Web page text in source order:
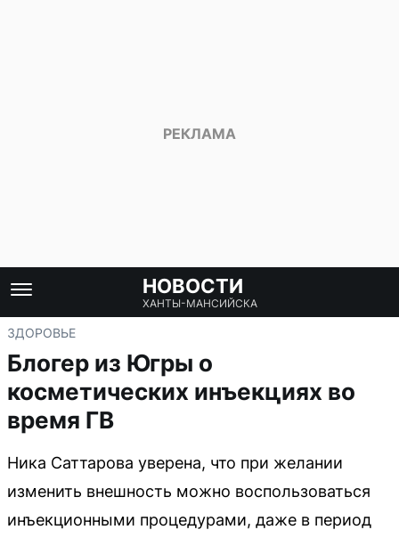
НОВОСТИ
ХАНТЫ-МАНСИЙСКА
ЗДОРОВЬЕ
Блогер из Югры о
косметических инъекциях во
время ГВ
Ника Саттарова уверена, что при желании
изменить внешность можно воспользоваться
инъекционными процедурами, даже в период